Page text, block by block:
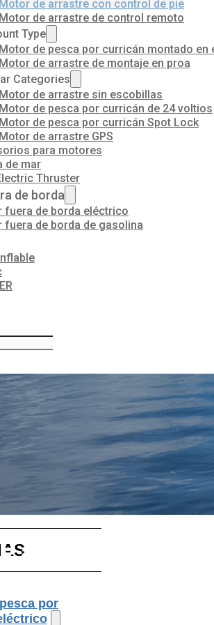
Motor de arrastre con control de pie
Motor de arrastre de control remoto
Type
Motor de pesca por curricán montado en
Motor de arrastre de montaje en proa
Categories
Motor de arrastre sin escobillas
Motor de pesca por curricán de 24 voltios
Motor de pesca por curricán Spot Lock
Motor de arrastre GPS
para motores
de mar
Thruster
de borda
fuera de borda eléctrico
fuera de borda de gasolina
arrastre con
por